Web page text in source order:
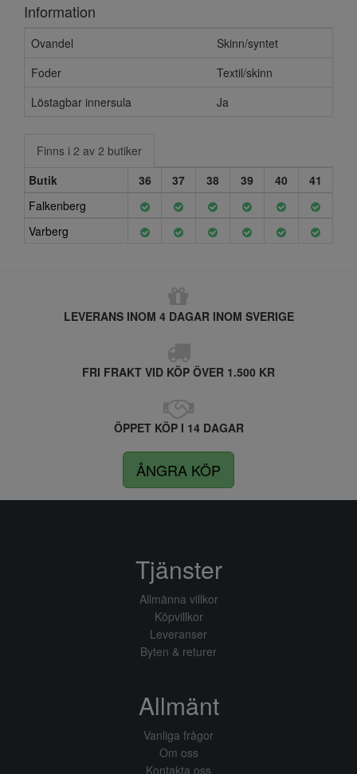
Information
Ovandel
Skinn/syntet
Foder
Textil/skinn
Löstagbar innersula
Ja
Finns i 2 av 2 butiker
Butik
36 37 38 39 40
41
Falkenberg
Varberg
LEVERANS INOM 4 DAGAR INOM SVERIGE
FRI FRAKT VID KÖP ÖVER 1.500 KR
ÖPPET KÖP I 14 DAGAR
ÅNGRA KÖP
Tjänster
Allmänna villkor
Köpvillkor
Leveranser
Byten & returer
Allmänt
Vanliga frågor
Om oss
Kontakta oss